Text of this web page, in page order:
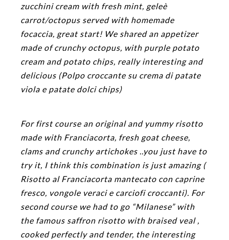
zucchini cream with fresh mint, geleè
carrot/octopus served with homemade
focaccia, great start! We shared an appetizer
made of crunchy octopus, with purple potato
cream and potato chips, really interesting and
delicious (Polpo croccante su crema di patate
viola e patate dolci chips)
For first course an original and yummy risotto
made with Franciacorta, fresh goat cheese,
clams and crunchy artichokes ..you just have to
try it, I think this combination is just amazing (
Risotto al Franciacorta mantecato con caprine
fresco, vongole veraci e carciofi croccanti). For
second course we had to go “Milanese” with
the famous saffron risotto with braised veal ,
cooked perfectly and tender, the interesting